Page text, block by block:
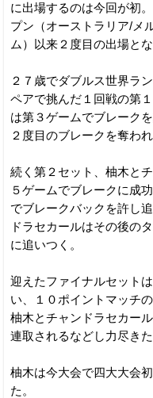
に出場するのは今回が初
プン（オーストラリア/メ
ム）以来２度目の出場とな
２７歳でダブルス世界ラ
ペアで挑んだ１回戦の第
は第３ゲームでブレーク
２度目のブレークを奪わ
続く第２セット、柚木と
５ゲームでブレークに成
でブレークバックを許し
ドラセカールはその後の
に追いつく。
迎えたファイナルセット
い、１０ポイントマッチ
柚木とチャンドラセカー
連取されるなどし力尽きた
柚木は今大会で四大大会
た。